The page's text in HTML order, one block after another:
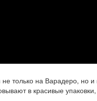
только на Варадеро, но
в красивые